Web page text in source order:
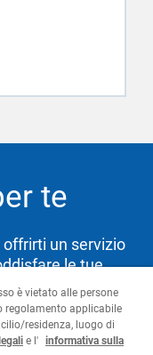
te
un servizio
le tue
i tuoi obiettivi.
è vietato alle persone
regolamento applicabile
residenza, luogo di
e l' informativa sulla